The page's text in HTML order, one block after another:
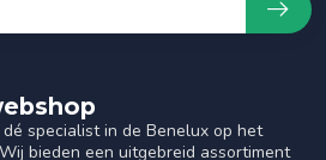
specialist in de Benelux op het
bieden een uitgebreid assortiment